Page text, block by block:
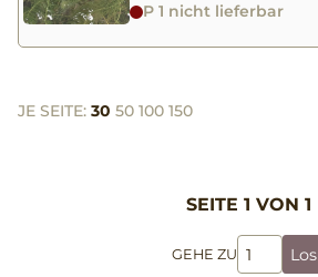
P 1 nicht lieferbar
JE SEITE: 30 50 100 150
SEITE 1 VON 1
GEHE ZU Los